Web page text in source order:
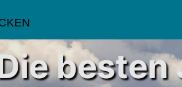
besten